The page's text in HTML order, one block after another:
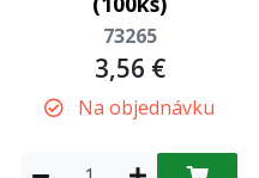
73265
3,56 €
Na objednávku